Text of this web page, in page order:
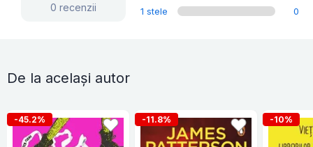
0 recenzii
1 stele
0
De la același autor
-45.2% -11.8% -10%